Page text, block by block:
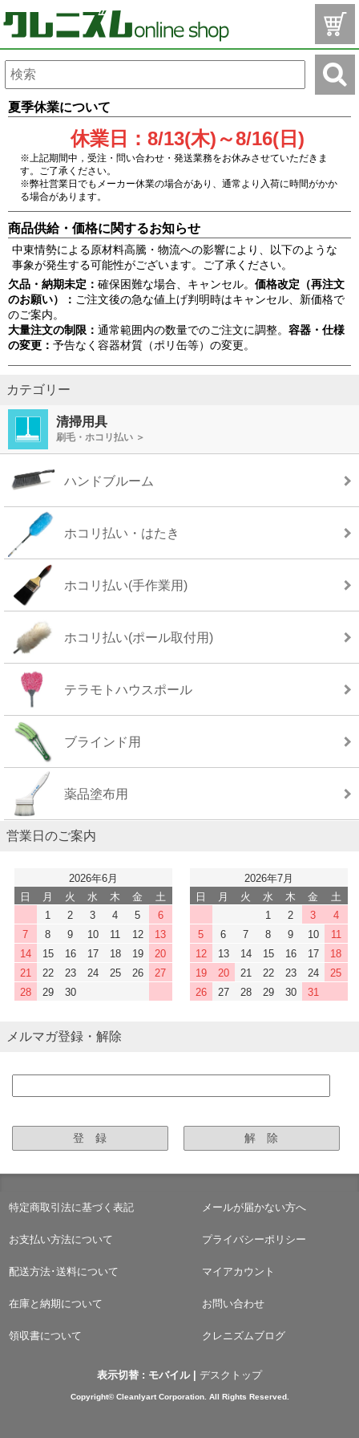
夏季休業について
休業日：8/13(木)～8/16(日)
※上記期間中，受注・問い合わせ・発送業務をお休みさせていただきま
す。ご了承ください。
※弊社営業日でもメーカー休業の場合があり、通常より入荷に時間がかか
る場合があります。
商品供給・価格に関するお知らせ
中東情勢による原材料高騰・物流への影響により、以下のような
事象が発生する可能性がございます。ご了承ください。
欠品・納期未定： 確保困難な場合、キャンセル。 価格改定（再注文
のお願い）： ご注文後の急な値上げ判明時はキャンセル、新価格で
のご案内。
大量注文の制限： 通常範囲内の数量でのご注文に調整。 容器・仕様
の変更： 予告なく容器材質（ポリ缶等）の変更。
カテゴリー
清掃用具
刷毛・ホコリ払い ＞
ハンドブルーム
ホコリ払い・はたき
ホコリ払い(手作業用)
ホコリ払い(ポール取付用)
テラモトハウスポール
ブラインド用
薬品塗布用
営業日のご案内
2026年6月
日
月 火 水 木 金
土
1
2 3 4 5
6
7
8 9 10 11 12
13
14
15 16 17 18 19
20
21
22 23 24 25 26
27
28
29 30
2026年7月
日
月 火 水 木 金
土
1
2 3
4
5
6 7 8 9 10
11
12
13 14 15 16 17
18
19
20 21 22 23 24
25
26
27 28 29 30 31
メルマガ登録・解除
特定商取引法に基づく表記 メールが届かない方へ
お支払い方法について プライバシーポリシー
配送方法･送料について マイアカウント
在庫と納期について お問い合わせ
領収書について クレニズムブログ
表示切替 : モバイル| デスクトップ
Copyright© Cleanlyart Corporation. All Rights Reserved.